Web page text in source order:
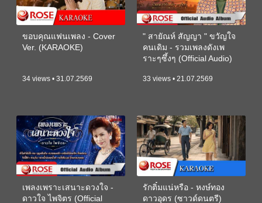
ขอบคุณแฟนเพลง - Cover
Ver. (KARAOKE)
34 views • 31.07.2569
" สายัณห์ สัญญา " ขวัญใจ
คนเดิม - รวมเพลงดังเพ
ราะๆซึ้งๆ (Official Audio)
33 views • 21.07.2569
เพลงเพราะเสนาะดวงใจ -
ดาวใจ ไพจิตร (Official
รักติ๋มแน่หรือ - หงษ์ทอง
ดาวอุดร (ซาวด์ดนตรี)